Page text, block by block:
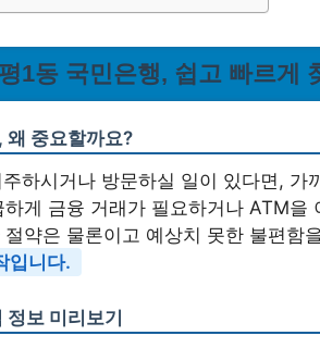
1동 국민은행, 쉽고 빠르게
왜 중요할까요?
하시거나 방문하실 일이 있다면, 가
게 금융 거래가 필요하거나 ATM을
약은 물론이고 예상치 못한 불편함
입니다.
보 미리보기